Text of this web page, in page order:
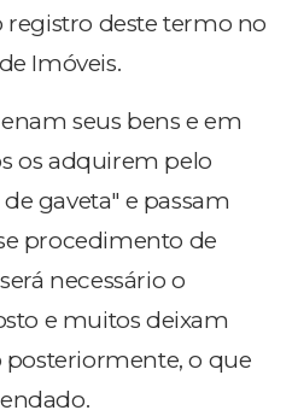
registro deste termo no
Imóveis.
seus bens e em
os adquirem pelo
gaveta" e passam
procedimento de
necessário o
e muitos deixam
posteriormente, o que